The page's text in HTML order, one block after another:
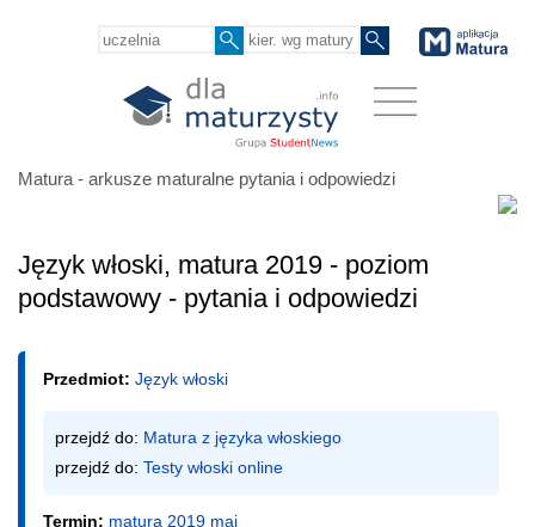
Matura - arkusze maturalne pytania i odpowiedzi
Język włoski, matura 2019 - poziom
podstawowy - pytania i odpowiedzi
Przedmiot: Język włoski
przejdź do: Matura z języka włoskiego
przejdź do: Testy włoski online
Termin: matura 2019 maj